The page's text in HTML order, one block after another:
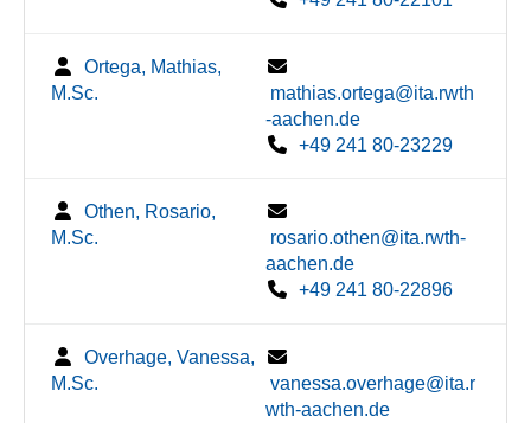
Ortega, Mathias,
M.Sc.
mathias.ortega@ita.rwth
-aachen.de
+49 241 80-23229
Othen, Rosario,
M.Sc.
rosario.othen@ita.rwth-
aachen.de
+49 241 80-22896
Overhage, Vanessa,
M.Sc.
vanessa.overhage@ita.r
wth-aachen.de